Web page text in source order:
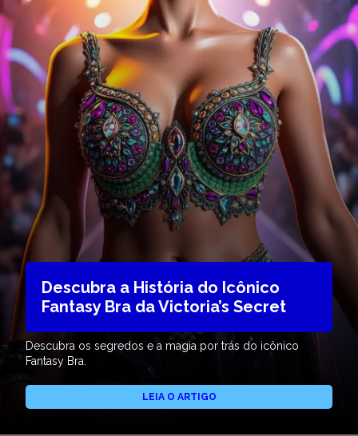
Descubra a História do Icônico
Fantasy Bra da Victoria’s Secret
Descubra os segredos e a magia por trás do icônico
Fantasy Bra.
LEIA O ARTIGO